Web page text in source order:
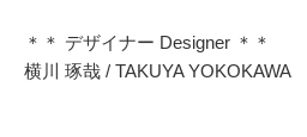
＊＊ デザイナー Designer ＊＊
横川 琢哉 / TAKUYA YOKOKAWA